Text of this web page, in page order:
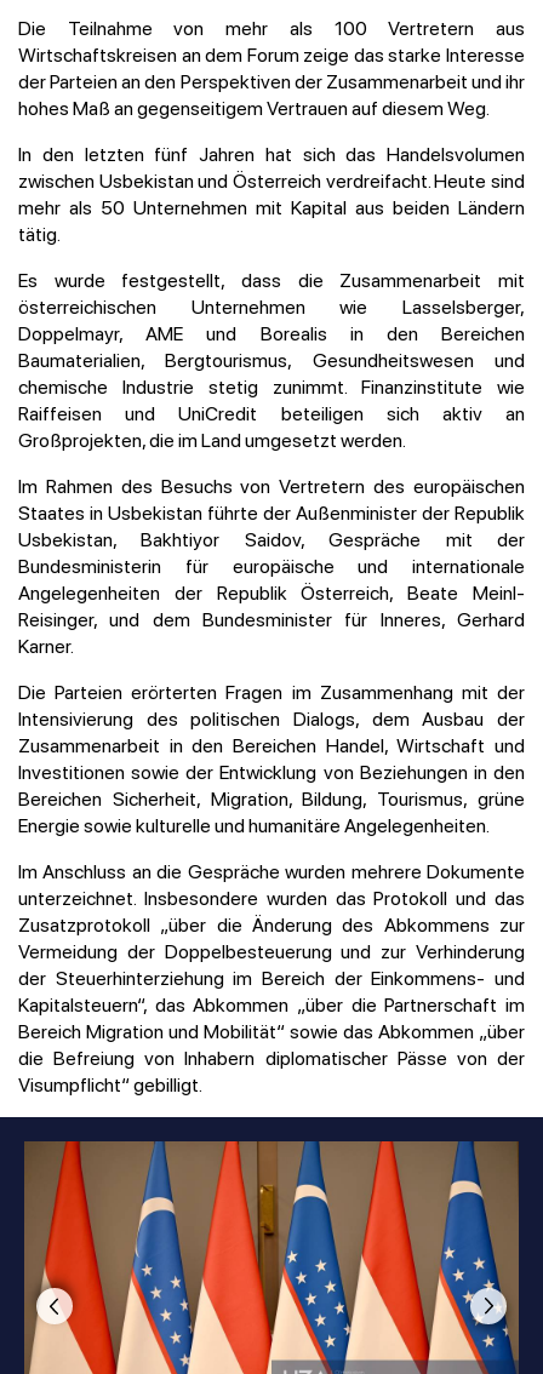
Die Teilnahme von mehr als 100 Vertretern aus
Wirtschaftskreisen an dem Forum zeige das starke Interesse
der Parteien an den Perspektiven der Zusammenarbeit und ihr
hohes Maß an gegenseitigem Vertrauen auf diesem Weg.
In den letzten fünf Jahren hat sich das Handelsvolumen
zwischen Usbekistan und Österreich verdreifacht. Heute sind
mehr als 50 Unternehmen mit Kapital aus beiden Ländern
tätig.
Es wurde festgestellt, dass die Zusammenarbeit mit
österreichischen Unternehmen wie Lasselsberger,
Doppelmayr, AME und Borealis in den Bereichen
Baumaterialien, Bergtourismus, Gesundheitswesen und
chemische Industrie stetig zunimmt. Finanzinstitute wie
Raiffeisen und UniCredit beteiligen sich aktiv an
Großprojekten, die im Land umgesetzt werden.
Im Rahmen des Besuchs von Vertretern des europäischen
Staates in Usbekistan führte der Außenminister der Republik
Usbekistan, Bakhtiyor Saidov, Gespräche mit der
Bundesministerin für europäische und internationale
Angelegenheiten der Republik Österreich, Beate Meinl-
Reisinger, und dem Bundesminister für Inneres, Gerhard
Karner.
Die Parteien erörterten Fragen im Zusammenhang mit der
Intensivierung des politischen Dialogs, dem Ausbau der
Zusammenarbeit in den Bereichen Handel, Wirtschaft und
Investitionen sowie der Entwicklung von Beziehungen in den
Bereichen Sicherheit, Migration, Bildung, Tourismus, grüne
Energie sowie kulturelle und humanitäre Angelegenheiten.
Im Anschluss an die Gespräche wurden mehrere Dokumente
unterzeichnet. Insbesondere wurden das Protokoll und das
Zusatzprotokoll „über die Änderung des Abkommens zur
Vermeidung der Doppelbesteuerung und zur Verhinderung
der Steuerhinterziehung im Bereich der Einkommens- und
Kapitalsteuern“, das Abkommen „über die Partnerschaft im
Bereich Migration und Mobilität“ sowie das Abkommen „über
die Befreiung von Inhabern diplomatischer Pässe von der
Visumpflicht“ gebilligt.